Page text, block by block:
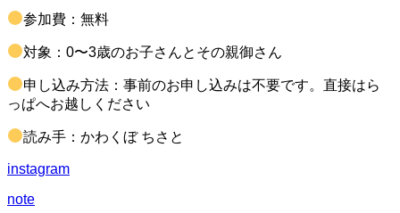
参加費：無料
対象：0〜3歳のお子さんとその親御さん
申し込み方法：事前のお申し込みは不要です。直接はら
っぱへお越しください
読み手：かわくぼ ちさと
instagram
note